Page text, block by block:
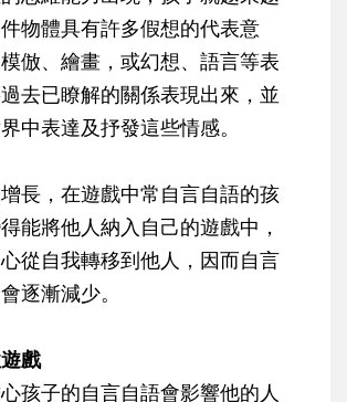
物體具有許多假想的代表意
倣、繪畫，或幻想、語言等表
去已瞭解的關係表現出來，並
中表達及抒發這些情感。
長，在遊戲中常自言自語的孩
能將他人納入自己的遊戲中，
從自我轉移到他人，因而自言
逐漸減少。
戲
孩子的自言自語會影響他的人